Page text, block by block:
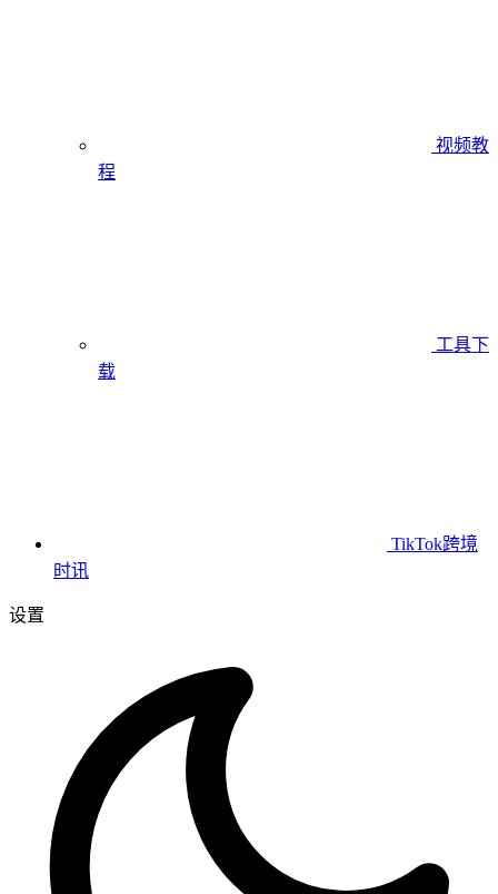
视频教
程
工具下
载
TikTok跨境
时讯
设置